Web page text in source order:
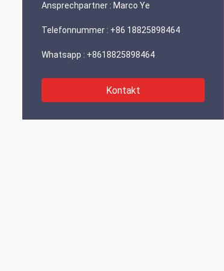
Ansprechpartner : Marco Ye
Telefonnummer : +86 18825898464
Whatsapp : +8618825898464
Kontakt